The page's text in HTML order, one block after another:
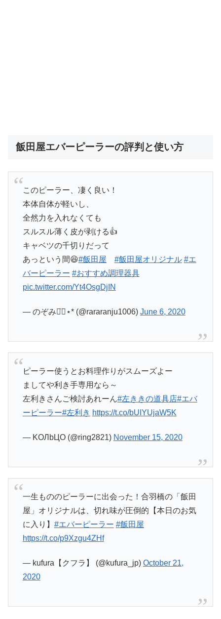
飯田屋エバーピーラーの評判と使い方
このピーラー、凄く良い！
本体自体が軽いし、
全然力を入れなくても
スルスル薄く皮が剥ける👍
キャベツの千切りだって
あっという間😆#飯田屋 #飯田屋オリジナル #エ
バーピーラー #おすすめ調理器具
pic.twitter.com/Yt4OsgDjIN
— のぞみ◡̈⃝︎⋆︎* (@rararanju1006) June 6, 2020
ピーラー使うとお料理作りがスムーズよー
ましてや利き手専用なら～
左利きさんご検討あれーん#左ききの道具店#エバ
ーピーラー#左利き https://t.co/bUIYUjaW5K
— KOЛbЦO (@ring2821) November 15, 2020
一生もののピーラーに出会った！合羽橋の「飯田
屋」オリジナルは、切れ味が圧倒的【本日のお気
に入り】 #エバーピーラー #飯田屋
https://t.co/p9Xzgu4ZHf
— kufura【クフラ】 (@kufura_jp) October 21,
2020